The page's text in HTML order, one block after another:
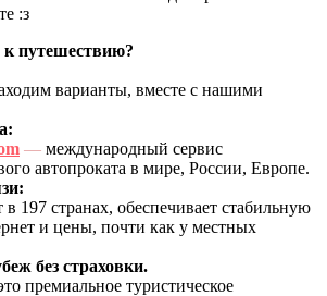
:з
к путешествию?
варианты, вместе с нашими
— международный сервис
автопроката в мире, России, Европе.
197 странах, обеспечивает стабильную
и цены, почти как у местных
без страховки.
премиальное туристическое